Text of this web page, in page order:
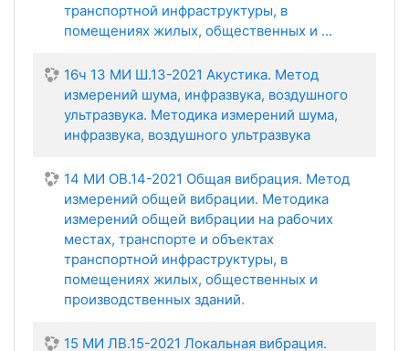
транспортной инфраструктуры, в
помещениях жилых, общественных и ...
16ч 13 МИ Ш.13-2021 Акустика. Метод
измерений шума, инфразвука, воздушного
ультразвука. Методика измерений шума,
инфразвука, воздушного ультразвука
14 МИ ОВ.14-2021 Общая вибрация. Метод
измерений общей вибрации. Методика
измерений общей вибрации на рабочих
местах, транспорте и объектах
транспортной инфраструктуры, в
помещениях жилых, общественных и
производственных зданий.
15 МИ ЛВ.15-2021 Локальная вибрация.